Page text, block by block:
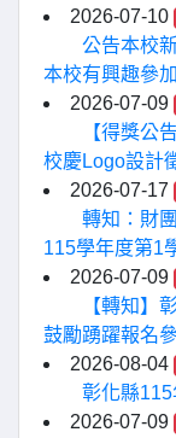
2026-07-10
公告本校
本校有興趣參
2026-07-09
【得獎公
校慶Logo設計
2026-07-17
轉知：財
115學年度第1
2026-07-09
【轉知】
鼓勵踴躍報名
2026-08-04
彰化縣
2026-07-09